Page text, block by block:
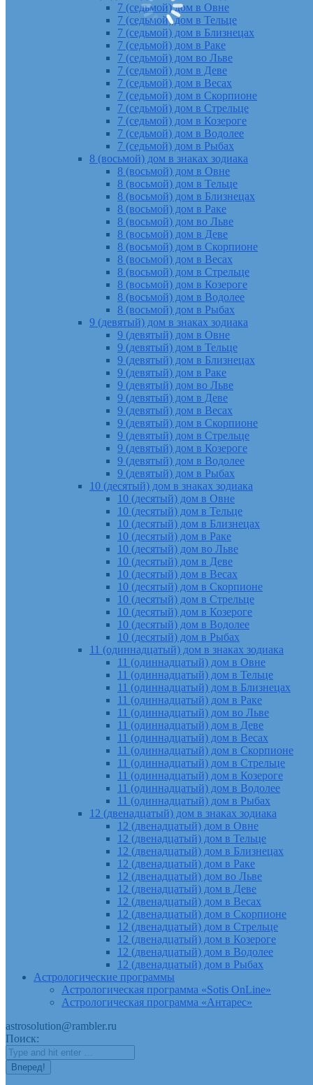
7 (седьмой) дом в Овне
7 (седьмой) дом в Тельце
7 (седьмой) дом в Близнецах
7 (седьмой) дом в Раке
7 (седьмой) дом во Льве
7 (седьмой) дом в Деве
7 (седьмой) дом в Весах
7 (седьмой) дом в Скорпионе
7 (седьмой) дом в Стрельце
7 (седьмой) дом в Козероге
7 (седьмой) дом в Водолее
7 (седьмой) дом в Рыбах
8 (восьмой) дом в знаках зодиака
8 (восьмой) дом в Овне
8 (восьмой) дом в Тельце
8 (восьмой) дом в Близнецах
8 (восьмой) дом в Раке
8 (восьмой) дом во Льве
8 (восьмой) дом в Деве
8 (восьмой) дом в Скорпионе
8 (восьмой) дом в Весах
8 (восьмой) дом в Стрельце
8 (восьмой) дом в Козероге
8 (восьмой) дом в Водолее
8 (восьмой) дом в Рыбах
9 (девятый) дом в знаках зодиака
9 (девятый) дом в Овне
9 (девятый) дом в Тельце
9 (девятый) дом в Близнецах
9 (девятый) дом в Раке
9 (девятый) дом во Льве
9 (девятый) дом в Деве
9 (девятый) дом в Весах
9 (девятый) дом в Скорпионе
9 (девятый) дом в Стрельце
9 (девятый) дом в Козероге
9 (девятый) дом в Водолее
9 (девятый) дом в Рыбах
10 (десятый) дом в знаках зодиака
10 (десятый) дом в Овне
10 (десятый) дом в Тельце
10 (десятый) дом в Близнецах
10 (десятый) дом в Раке
10 (десятый) дом во Льве
10 (десятый) дом в Деве
10 (десятый) дом в Весах
10 (десятый) дом в Скорпионе
10 (десятый) дом в Стрельце
10 (десятый) дом в Козероге
10 (десятый) дом в Водолее
10 (десятый) дом в Рыбах
11 (одиннадцатый) дом в знаках зодиака
11 (одиннадцатый) дом в Овне
11 (одиннадцатый) дом в Тельце
11 (одиннадцатый) дом в Близнецах
11 (одиннадцатый) дом в Раке
11 (одиннадцатый) дом во Льве
11 (одиннадцатый) дом в Деве
11 (одиннадцатый) дом в Весах
11 (одиннадцатый) дом в Скорпионе
11 (одиннадцатый) дом в Стрельце
11 (одиннадцатый) дом в Козероге
11 (одиннадцатый) дом в Водолее
11 (одиннадцатый) дом в Рыбах
12 (двенадцатый) дом в знаках зодиака
12 (двенадцатый) дом в Овне
12 (двенадцатый) дом в Тельце
12 (двенадцатый) дом в Близнецах
12 (двенадцатый) дом в Раке
12 (двенадцатый) дом во Льве
12 (двенадцатый) дом в Деве
12 (двенадцатый) дом в Весах
12 (двенадцатый) дом в Скорпионе
12 (двенадцатый) дом в Стрельце
12 (двенадцатый) дом в Козероге
12 (двенадцатый) дом в Водолее
12 (двенадцатый) дом в Рыбах
Астрологические программы
Астрологическая программа «Sotis OnLine»
Астрологическая программа «Антарес»
astrosolution@rambler.ru
Поиск: